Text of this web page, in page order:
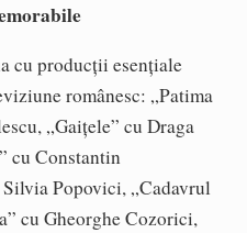
cu producții esențiale
românesc: „Patima
„Gaițele” cu Draga
cu Constantin
Popovici, „Cadavrul
cu Gheorghe Cozorici,